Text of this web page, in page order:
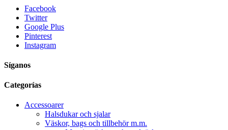
Facebook
Twitter
Google Plus
Pinterest
Instagram
Síganos
Categorías
Accessoarer
Halsdukar och sjalar
Väskor, bags och tillbehör m.m.